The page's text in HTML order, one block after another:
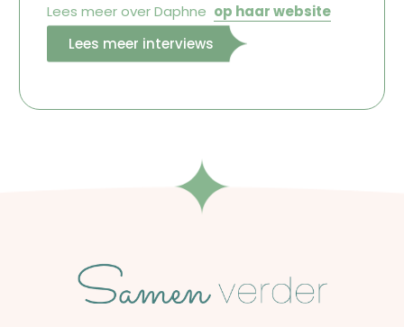
Lees meer over Daphne op haar website
Lees meer interviews